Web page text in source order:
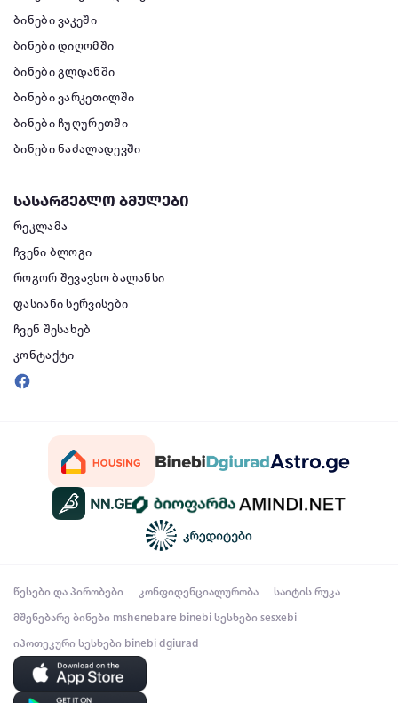
ბინები ვაკეში
ბინები დიღომში
ბინები გლდანში
ბინები ვარკეთილში
ბინები ჩუღურეთში
ბინები ნაძალადევში
სასარგებლო ბმულები
რეკლამა
ჩვენი ბლოგი
როგორ შევავსო ბალანსი
ფასიანი სერვისები
ჩვენ შესახებ
კონტაქტი
წესები და პირობები კონფიდენციალურობა საიტის რუკა
მშენებარე ბინები mshenebare binebi სესხები sesxebi
იპოთეკური სესხები binebi dgiurad